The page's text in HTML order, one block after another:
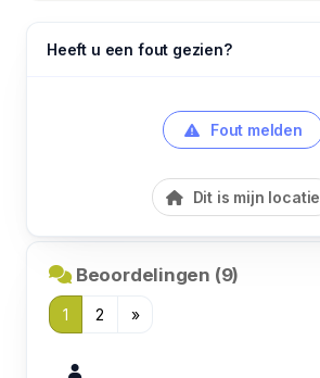
Heeft u een fout gezien?
Fout melden
Dit is mijn locatie
Beoordelingen (9)
1 2 »